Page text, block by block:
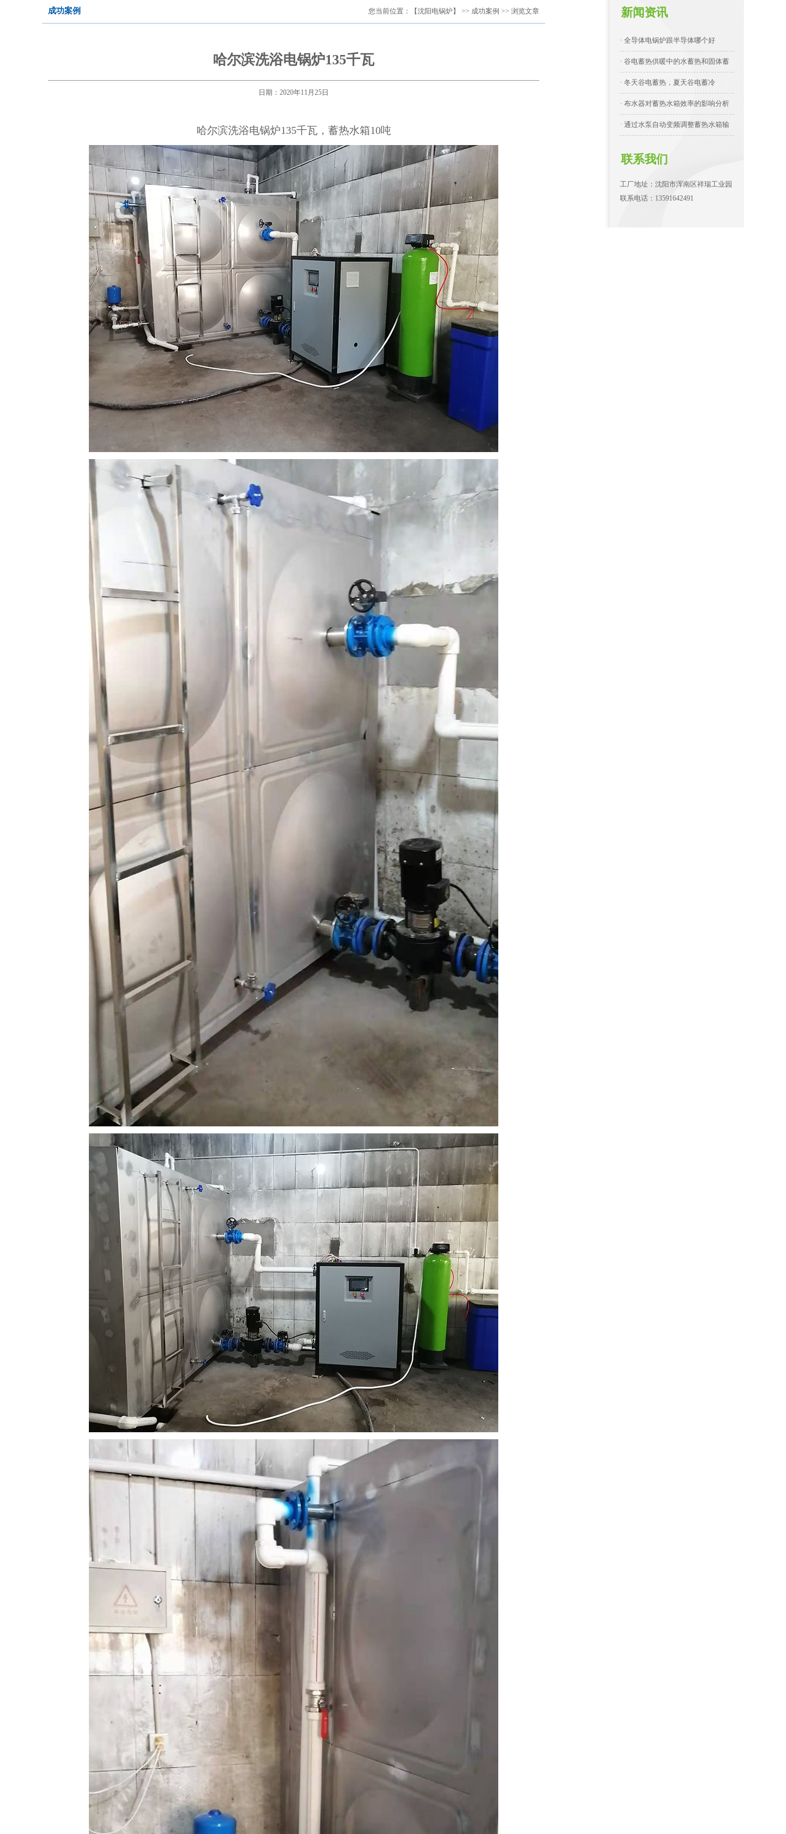
成功案例 您当前位置： 【沈阳电锅炉】 >> 成功案例 >> 浏览文章
哈尔滨洗浴电锅炉135千瓦
日期：2020年11月25日
哈尔滨洗浴电锅炉135千瓦，蓄热水箱10吨
新闻资讯
· 全导体电锅炉跟半导体哪个好
· 谷电蓄热供暖中的水蓄热和固体蓄
· 冬天谷电蓄热，夏天谷电蓄冷
· 布水器对蓄热水箱效率的影响分析
· 通过水泵自动变频调整蓄热水箱输
联系我们
工厂地址：沈阳市浑南区祥瑞工业园
联系电话：13591642491